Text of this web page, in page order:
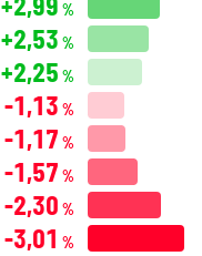
%
+2,53 %
+2,25 %
-1,13 %
-1,17 %
-1,57 %
-2,30 %
-3,01 %